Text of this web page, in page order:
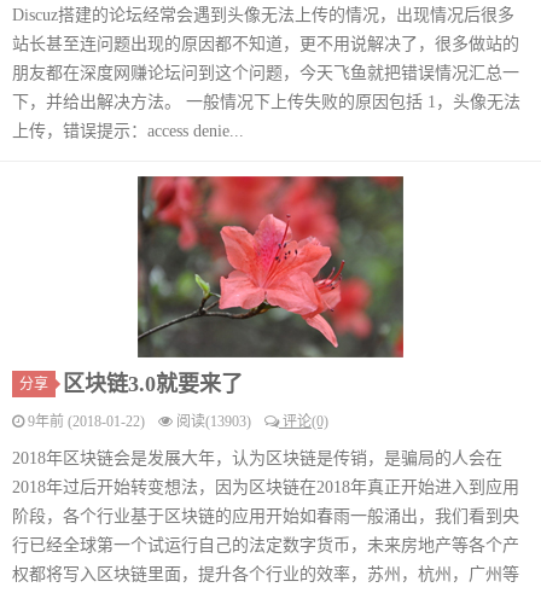
Discuz搭建的论坛经常会遇到头像无法上传的情况，出现情况后很多
站长甚至连问题出现的原因都不知道，更不用说解决了，很多做站的
朋友都在深度网赚论坛问到这个问题，今天飞鱼就把错误情况汇总一
下，并给出解决方法。 一般情况下上传失败的原因包括 1，头像无法
上传，错误提示：access denie...
分享 区块链3.0就要来了
9年前 (2018-01-22) 阅读(13903) 评论(0)
2018年区块链会是发展大年，认为区块链是传销，是骗局的人会在
2018年过后开始转变想法，因为区块链在2018年真正开始进入到应用
阶段，各个行业基于区块链的应用开始如春雨一般涌出，我们看到央
行已经全球第一个试运行自己的法定数字货币，未来房地产等各个产
权都将写入区块链里面，提升各个行业的效率，苏州，杭州，广州等